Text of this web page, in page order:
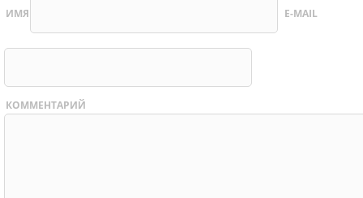
ИМЯ E-MAIL
КОММЕНТАРИЙ